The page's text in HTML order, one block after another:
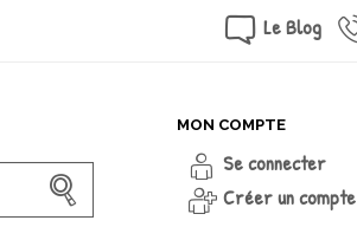
Le Blog
MON COMPTE
Se connecter
Créer un compte